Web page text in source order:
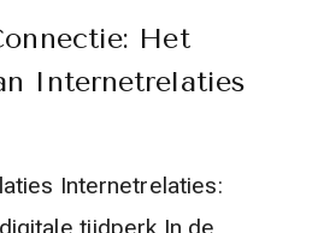
Het
Internetrelaties
Internetrelaties: